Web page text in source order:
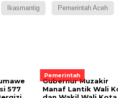
Ikasmantig Pemerintah Aceh
577
Pemerintah
Gubernur Muzakir
Manaf Lantik Wali